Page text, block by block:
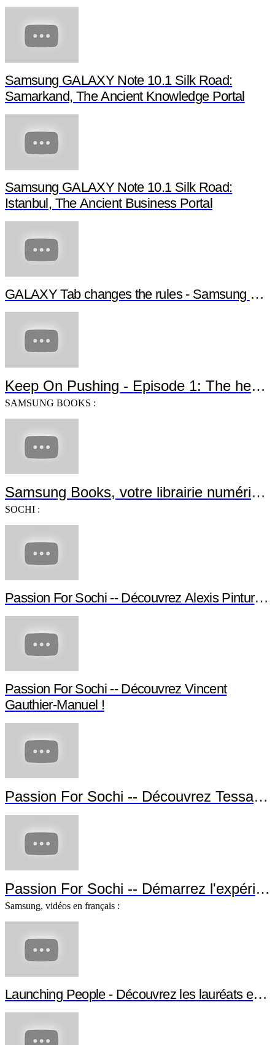
Samsung GALAXY Note 10.1 Silk Road:
Samarkand, The Ancient Knowledge Portal
Samsung GALAXY Note 10.1 Silk Road:
Istanbul, The Ancient Business Portal
GALAXY Tab changes the rules - Samsung
Keep On Pushing - Episode 1: The
SAMSUNG BOOKS :
Samsung Books, votre librairie
SOCHI :
Passion For Sochi -- Découvrez Alexis
Passion For Sochi -- Découvrez Vincent
Gauthier-Manuel !
Passion For Sochi -- Découvrez Tessa
Passion For Sochi -- Démarrez
Samsung, vidéos en français :
Launching People - Découvrez les lauréats et